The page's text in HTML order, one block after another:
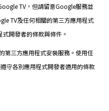
TV，但請留意Google服務並
TV及任何相關的第三方應用程式
開發者的條款與條件。
第三方應用程式安裝服務。使用任
守各別應用程式開發者適用的條款